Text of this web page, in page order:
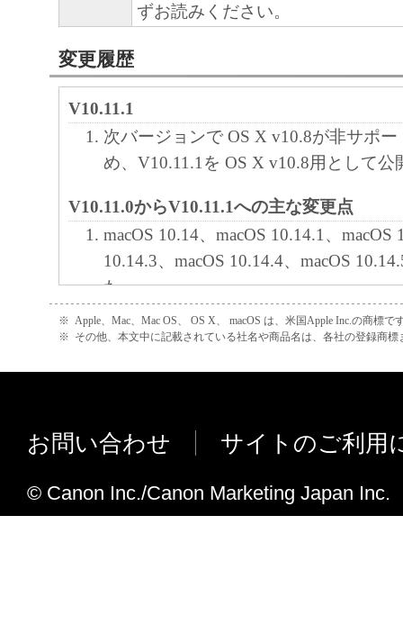
たは販売店のいずれも、「本ソフトウェア
保証も、明示たると黙示たるとを問わず一
します。
(2) キヤノン、キヤノンのライセンサー、
社、キヤノンの関連会社、それらの販売代
店のいずれも、「本ソフトウェア」の使用
から生ずるいかなる損害（逸失利益および
または付随的な損害を含むがこれらに限定
一切の責任を負わないものとします。たと
キヤノンのライセンサー、キヤノンの子会
関連会社、それらの販売代理店または販売
店のいずれも、「本ソフトウェア」、また
ェア」の使用に起因または関連してお客様
に生じたいかなる紛争についても、一切責
ずお読みください。
変更履歴
V10.11.1
次バージョンで OS X v10.8が非サポ
め、V10.11.1を OS X v10.8用として公
V10.11.0からV10.11.1への主な変更点
macOS 10.14、macOS 10.14.1、macOS
10.14.3、macOS 10.14.4、macOS
た。
インストーラーのウェブマニュアルの
変更しました。
macOS 10.13.3、macOS 10.13.4、
OS X 10.7を非サポートとしました。
※ Apple、Mac、Mac OS、 OS X、 macOS は、米国Apple Inc.の商標で
※ その他、本文中に記載されている社名や商品名は、各社の登録商標
お問い合わせ サイトのご利用
© Canon Inc./Canon Marketing Japan Inc.